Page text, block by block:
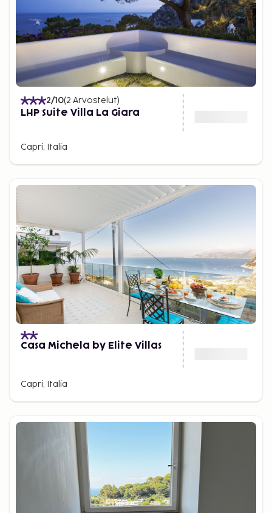
2/10(2 Arvostelut)
LHP Suite Villa La Giara
Capri, Italia
Casa Michela by Elite Villas
Capri, Italia